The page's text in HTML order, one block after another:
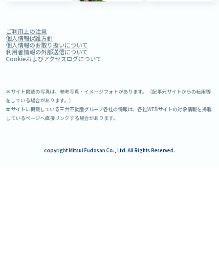
ご利用上の注意
個人情報保護方針
個人情報のお取り扱いについて
利用者情報の外部送信について
Cookieおよびアクセスログについて
本サイト掲載の写真は、参考写真・イメージフォトがあります。（記事元サイトからの転用等
をしている場合があります。）
本サイトに掲載している三井不動産グループ各社の情報は、各社WEBサイトの対象情報を掲載
しているページへ直接リンクする場合があります。
copyright Mitsui Fudosan Co., Ltd. All Rights Reserved.